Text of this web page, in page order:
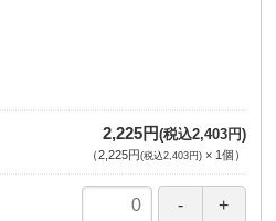
2,225円(税込2,403円)
（2,225円(税込2,403円)× 1個 ）